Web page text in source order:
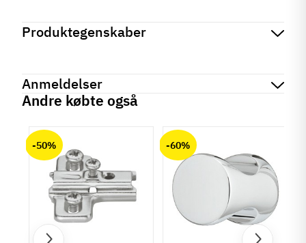
Produktegenskaber
På lager232 Varer
Produktinformation
Materiale
Stål
Overflade
Forniklet
Længde
90 mm
Anmeldelser
Andre købte også
-50% -60%